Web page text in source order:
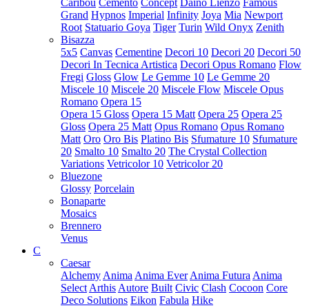
Caribou Cemento Concept Daino Lienzo Famous
Grand Hypnos Imperial Infinity Joya Mia Newport
Root Statuario Goya Tiger Turin Wild Onyx Zenith
Bisazza
5x5 Canvas Cementine Decori 10 Decori 20 Decori 50
Decori In Tecnica Artistica Decori Opus Romano Flow
Fregi Gloss Glow Le Gemme 10 Le Gemme 20
Miscele 10 Miscele 20 Miscele Flow Miscele Opus
Romano Opera 15
Opera 15 Gloss Opera 15 Matt Opera 25 Opera 25
Gloss Opera 25 Matt Opus Romano Opus Romano
Matt Oro Oro Bis Platino Bis Sfumature 10 Sfumature
20 Smalto 10 Smalto 20 The Crystal Collection
Variations Vetricolor 10 Vetricolor 20
Bluezone
Glossy Porcelain
Bonaparte
Mosaics
Brennero
Venus
C
Caesar
Alchemy Anima Anima Ever Anima Futura Anima
Select Arthis Autore Built Civic Clash Cocoon Core
Deco Solutions Eikon Fabula Hike